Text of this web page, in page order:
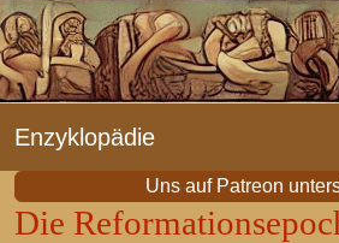
Enzyklopädie
Uns auf Patreon
Die